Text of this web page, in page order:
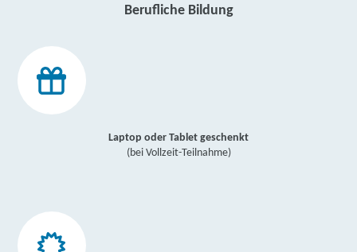
Berufliche Bildung
Laptop oder Tablet geschenkt
(bei Vollzeit-Teilnahme)